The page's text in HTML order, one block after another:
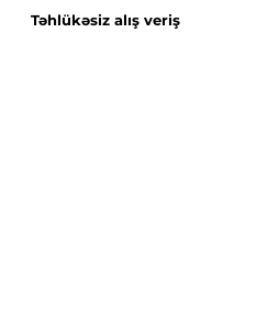
Təhlükəsiz alış veriş